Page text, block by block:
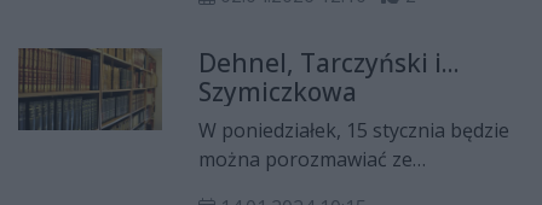
projektu w rozmowie Natalii
Dehnel, Tarczyński i...
Szymiczkowa
W poniedziałek, 15 stycznia będzie
można porozmawiać ze